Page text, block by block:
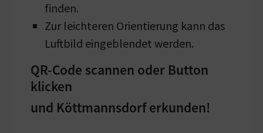
finden.
Zur leichteren Orientierung kann das
Luftbild eingeblendet werden.
QR-Code scannen oder Button
klicken
und Köttmannsdorf erkunden!